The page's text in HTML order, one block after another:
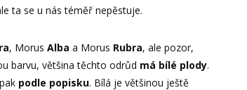
ta se u nás téměř nepěstuje.
, Morus Alba a Morus Rubra, ale pozor,
barvu, většina těchto odrůd má bílé plody.
podle popisku. Bílá je většinou ještě